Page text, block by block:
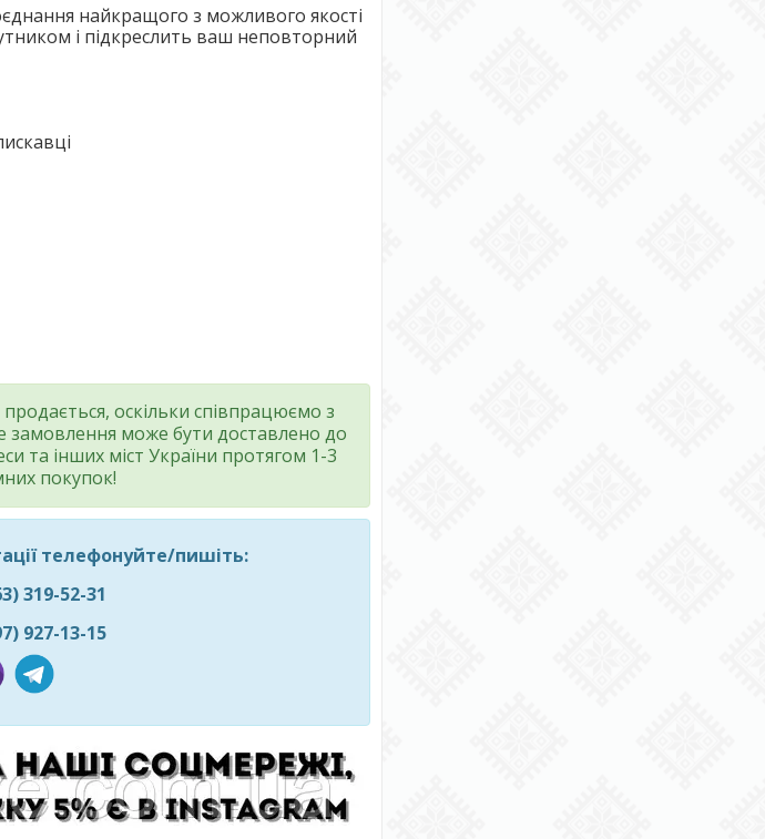
найкращого з можливого якості
і підкреслить ваш неповторний
оскільки співпрацюємо з
може бути доставлено до
та інших міст України протягом 1-3
покупок!
телефонуйте/пишіть:
319-52-31
927-13-15